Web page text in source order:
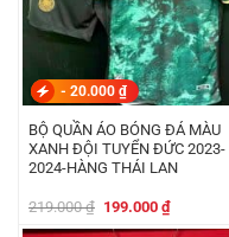
- 20.000 ₫
BỘ QUẦN ÁO BÓNG ĐÁ MÀU
XANH ĐỘI TUYỂN ĐỨC 2023-
2024-HÀNG THÁI LAN
219.000₫ Giá
199.000 ₫Giá
hiện